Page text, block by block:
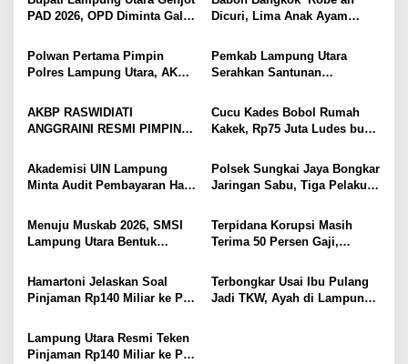
o
s
Mudah
PAD 2026, OPD Diminta Gali
hingga Optimalkan PBB-P2
Dicuri, Lima Anak Ayam
Gang Jalaba Kotabumi Heboh
Polwan Pertama Pimpin
Polres Lampung Utara, AKBP
Pedang Pora
Pemkab Lampung Utara
Serahkan Santunan
Korban Kebakaran
AKBP RASWIDIATI
ANGGRAINI RESMI PIMPIN
BAWA KOMITMEN PERKUAT
KAMTIBMAS DAN
PELAYANAN PRESISI
Cucu Kades Bobol Rumah
Kakek, Rp75 Juta Ludes buat
Ditembak Polisi
Akademisi UIN Lampung
Minta Audit Pembayaran Hak
Kepastian Hukum Tak Boleh
Berlarut
Polsek Sungkai Jaya Bongkar
Jaringan Sabu, Tiga Pelaku
Menuju Muskab 2026, SMSI
Lampung Utara Bentuk
Kepengurusan
Terpidana Korupsi Masih
Terima 50 Persen Gaji,
Tunggu Keputusan BKN
Hamartoni Jelaskan Soal
Pinjaman Rp140 Miliar ke PT
Perbaikan Jalan Butuh Waktu
Bertahun-tahun
Terbongkar Usai Ibu Pulang
Jadi TKW, Ayah di Lampung
Lampung Utara Resmi Teken
Pinjaman Rp140 Miliar ke PT